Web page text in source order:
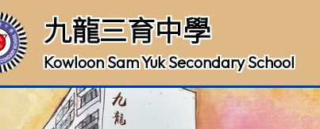
九龍三育中學
Kowloon Sam Yuk Secondary School